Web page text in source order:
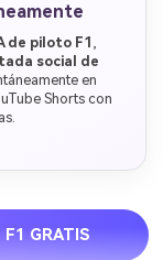
de piloto F1 ,
social de
en
Shorts con
F1 GRATIS